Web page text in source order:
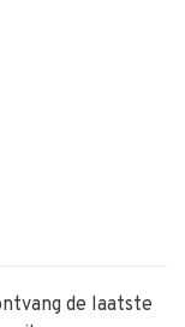
de laatste